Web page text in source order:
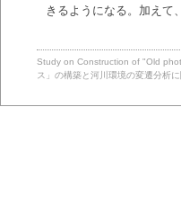
きるようになる。加えて
Study on Construction of "Old
ス」の構築と河川環境の変遷分析